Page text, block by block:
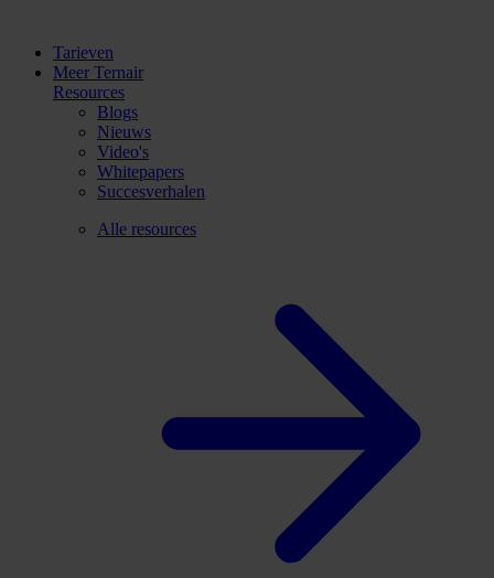
Tarieven
Meer Ternair
Resources
Blogs
Nieuws
Video's
Whitepapers
Succesverhalen
Alle resources